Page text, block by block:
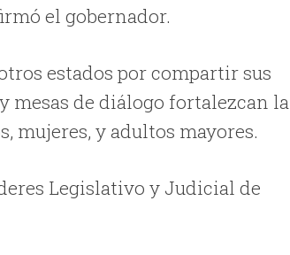
el gobernador.
estados por compartir sus
mesas de diálogo fortalezcan la
mujeres, y adultos mayores.
Legislativo y Judicial de